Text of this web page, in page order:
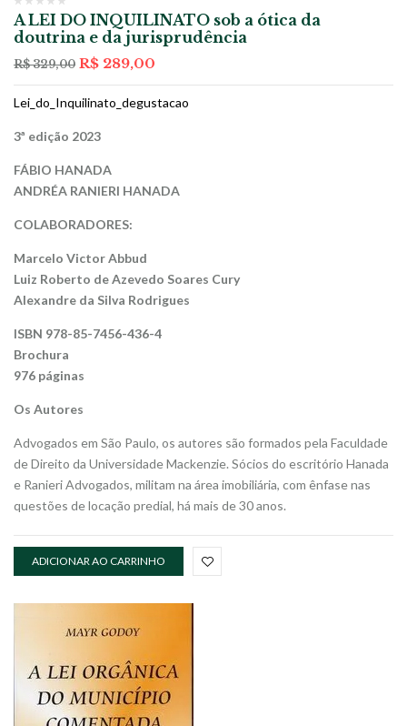
A LEI DO INQUILINATO sob a ótica da
doutrina e da jurisprudência
R$329,00 O
preço
original
era:
R$ 289,00
atual
é:
Lei_do_Inquilinato_degustacao
3ª edição 2023
FÁBIO HANADA
ANDRÉA RANIERI HANADA
COLABORADORES:
Marcelo Victor Abbud
Luiz Roberto de Azevedo Soares Cury
Alexandre da Silva Rodrigues
ISBN 978-85-7456-436-4
Brochura
976 páginas
Os Autores
Advogados em São Paulo, os autores são formados pela Faculdade
de Direito da Universidade Mackenzie. Sócios do escritório Hanada
e Ranieri Advogados, militam na área imobiliária, com ênfase nas
questões de locação predial, há mais de 30 anos.
ADICIONAR AO CARRINHO